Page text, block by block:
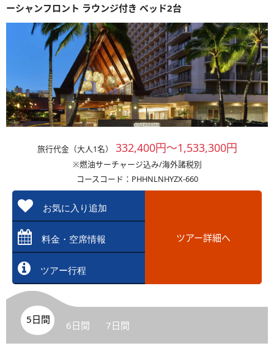
ーシャンフロント ラウンジ付き ベッド2台
旅行代金（大人1名） 332,400円～1,533,300円
※燃油サーチャージ込み/海外諸税別
コースコード：PHHNLNHYZX-660
お気に入り追加
料金・空席情報
ツアー行程
ツアー詳細へ
5日間 6日間 7日間